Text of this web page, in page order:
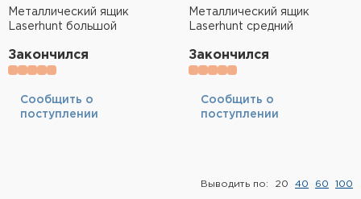
Металлический ящик
Laserhunt большой
Закончился
Cообщить о
поступлении
Металлический ящик
Laserhunt средний
Закончился
Cообщить о
поступлении
Выводить по: 20 40 60 100